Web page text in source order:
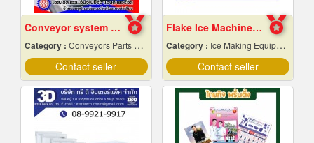
Conveyor system installation
Category : Conveyors Parts & Supplies
Contact seller
Flake Ice Machine, Chiang Mai Frame
Category : Ice Making Equipment & Machines
Contact seller